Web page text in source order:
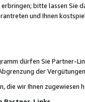
bitte lassen Sie
und Ihnen
dürfen Sie Partner-
der
die wir Ihnen zugewiesen